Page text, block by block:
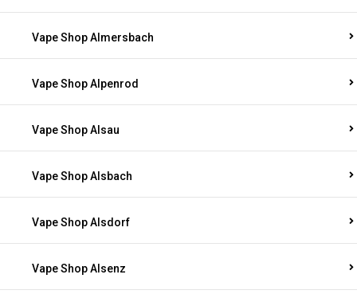
Vape Shop Almersbach
Vape Shop Alpenrod
Vape Shop Alsau
Vape Shop Alsbach
Vape Shop Alsdorf
Vape Shop Alsenz